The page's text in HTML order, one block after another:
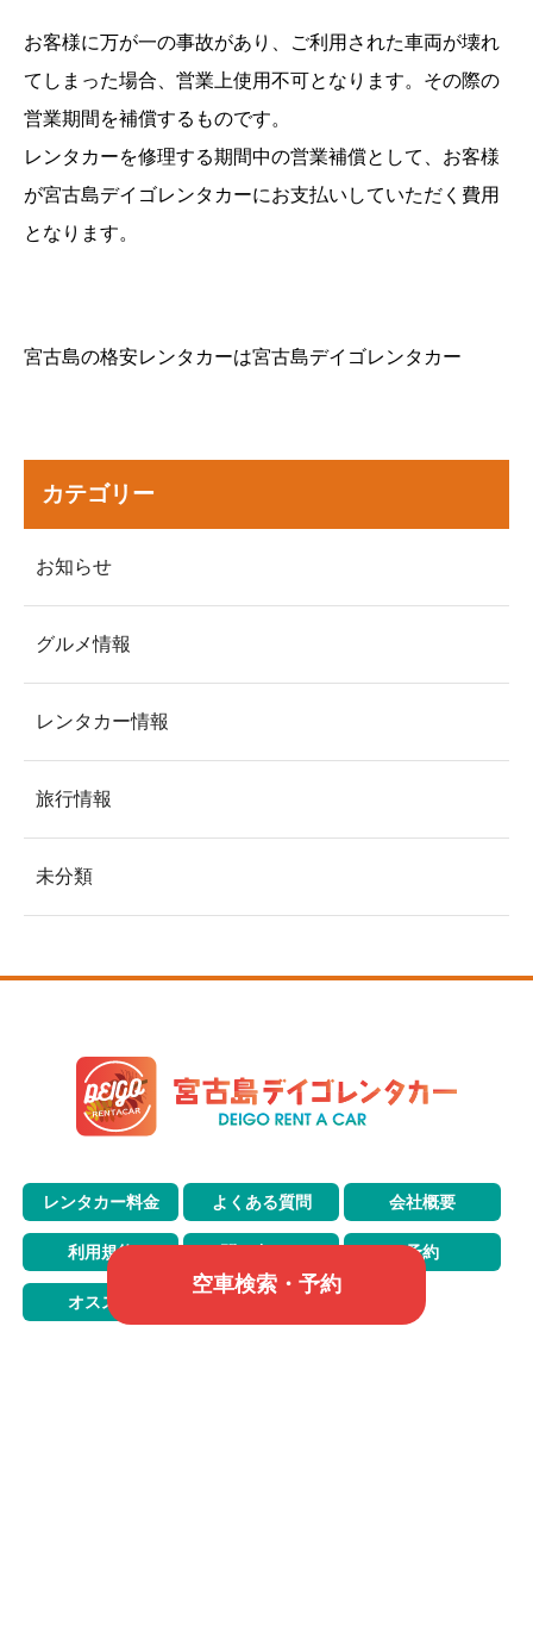
お客様に万が一の事故があり、ご利用された車両が壊れ
てしまった場合、営業上使用不可となります。その際の
営業期間を補償するものです。
レンタカーを修理する期間中の営業補償として、お客様
が宮古島デイゴレンタカーにお支払いしていただく費用
となります。
宮古島の格安レンタカーは宮古島デイゴレンタカー
カテゴリー
お知らせ
グルメ情報
レンタカー情報
旅行情報
未分類
空車検索・予約
レンタカー料金 よくある質問 会社概要
利用規約 予約
オススメ